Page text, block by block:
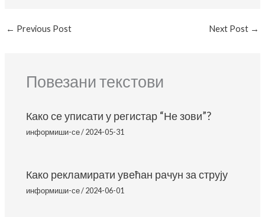
← Previous Post Next Post →
Повезани текстови
Како се уписати у регистар “Не зови”?
информиши-се/2024-05-31
Како рекламирати увећан рачун за струју
информиши-се/2024-06-01